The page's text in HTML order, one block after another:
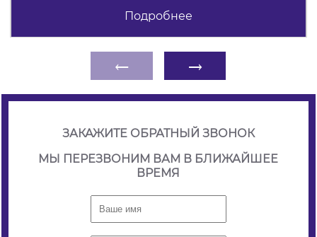
Подробнее
← →
ЗАКАЖИТЕ ОБРАТНЫЙ ЗВОНОК
МЫ ПЕРЕЗВОНИМ ВАМ В БЛИЖАЙШЕЕ
ВРЕМЯ